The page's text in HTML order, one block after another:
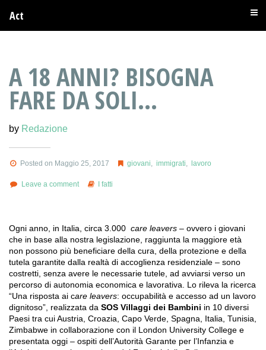
Act
A 18 ANNI? BISOGNA
FARE DA SOLI…
by Redazione
Posted on Maggio 25, 2017 giovani ,immigrati ,lavoro
Leave a comment I fatti
Ogni anno, in Italia, circa 3.000 care leavers – ovvero i giovani
che in base alla nostra legislazione, raggiunta la maggiore età
non possono più beneficiare della cura, della protezione e della
tutela garantite dalla realtà di accoglienza residenziale – sono
costretti, senza avere le necessarie tutele, ad avviarsi verso un
percorso di autonomia economica e lavorativa. Lo rileva la ricerca
“Una risposta ai care leavers: occupabilità e accesso ad un lavoro
dignitoso”, realizzata da SOS Villaggi dei Bambini in 10 diversi
Paesi tra cui Austria, Croazia, Capo Verde, Spagna, Italia, Tunisia,
Zimbabwe in collaborazione con il London University College e
presentata oggi – ospiti dell’Autorità Garante per l’Infanzia e